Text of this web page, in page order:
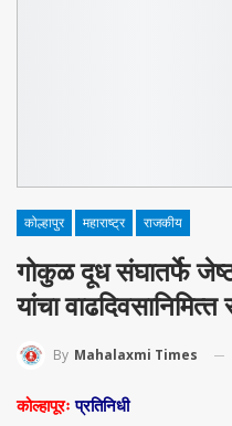
कोल्हापुर महाराष्ट्र राजकीय
गोकुळ दूध संघातर्फे
यांचा
By Mahalaxmi Times
कोल्‍हापूरः प्रतिनिधी